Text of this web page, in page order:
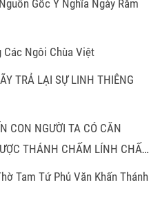
Gốc Ý Nghĩa Ngày Rằm
Các Ngôi Chùa Việt
TRẢ LẠI SỰ LINH THIÊNG
CON NGƯỜI TA CÓ CĂN
THÁNH CHẤM LÍNH CHẤM
Tam Tứ Phủ Văn Khấn Thánh